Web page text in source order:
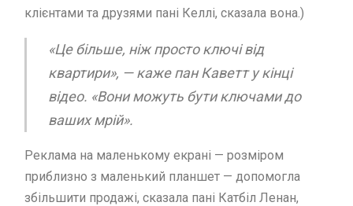
клієнтами та друзями пані Келлі, сказала вона.)
«Це більше, ніж просто ключі від
квартири», — каже пан Каветт у кінці
відео. «Вони можуть бути ключами до
ваших мрій».
Реклама на маленькому екрані — розміром
приблизно з маленький планшет — допомогла
збільшити продажі, сказала пані Катбіл Ленан,